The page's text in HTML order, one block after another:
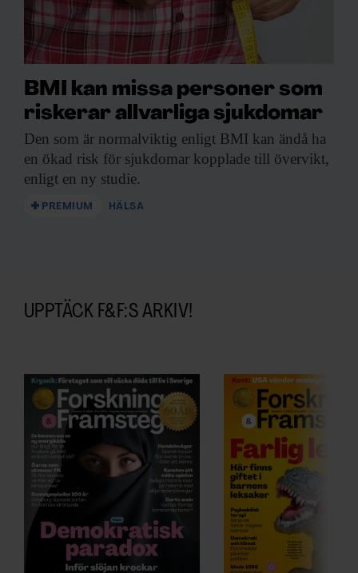
BMI kan missa personer som
riskerar allvarliga sjukdomar
Den som är normalviktig enligt BMI kan ändå ha
en ökad risk för sjukdomar kopplade till övervikt,
enligt en ny studie.
PREMIUM HÄLSA
UPPTÄCK F&F:S ARKIV!